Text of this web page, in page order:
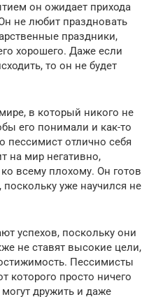
он ожидает прихода
не любит праздновать
праздники,
хорошего. Даже если
то он не будет
в который никого не
его понимали и как-то
пессимист отлично себя
на мир негативно,
всему плохому. Он готов
уже научился не
успехов, поскольку они
не ставят высокие цели,
Пессимисты
которого просто ничего
дружить и даже